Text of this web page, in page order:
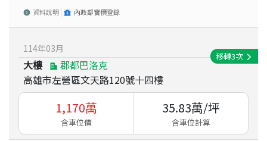
資料說明 內政部實價登錄
114年03月
大樓
郡都巴洛克
高雄市左營區文天路120號十四樓
移轉3次
1,170萬
含車位價
35.83萬/坪
含車位計算